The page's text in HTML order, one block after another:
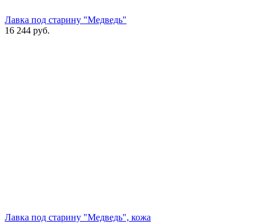
Лавка под старину "Медведь"
16 244 руб.
Лавка под старину "Медведь", кожа